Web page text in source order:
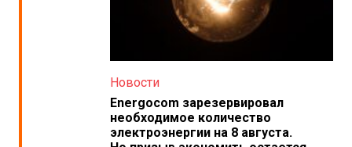
Новости
Energocom зарезервировал
необходимое количество
электроэнергии на 8 августа.